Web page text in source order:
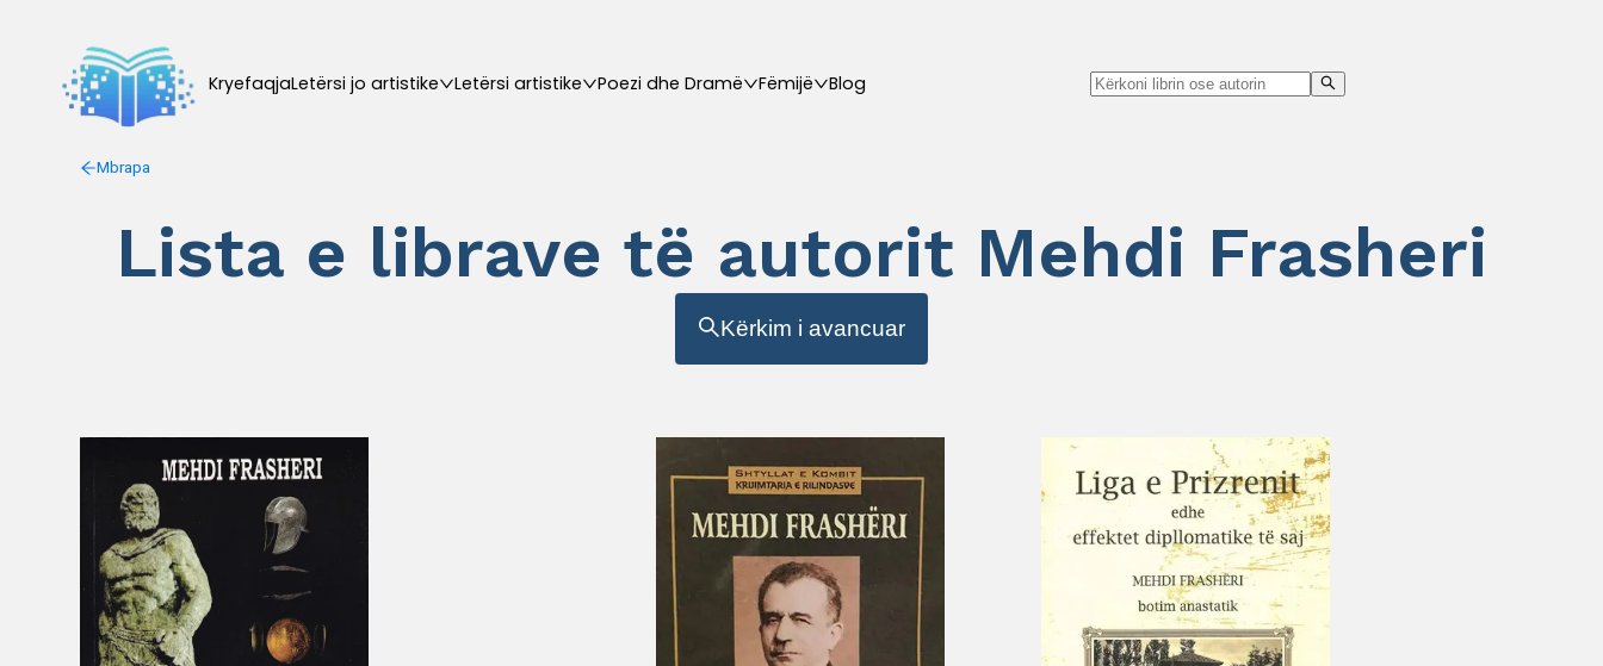
KryefaqjaLetërsi jo artistike Letërsi artistike Poezi dhe Dramë Fëmijë Blog
Mbrapa
Lista e librave të autorit Mehdi Frasheri
Kërkim i avancuar